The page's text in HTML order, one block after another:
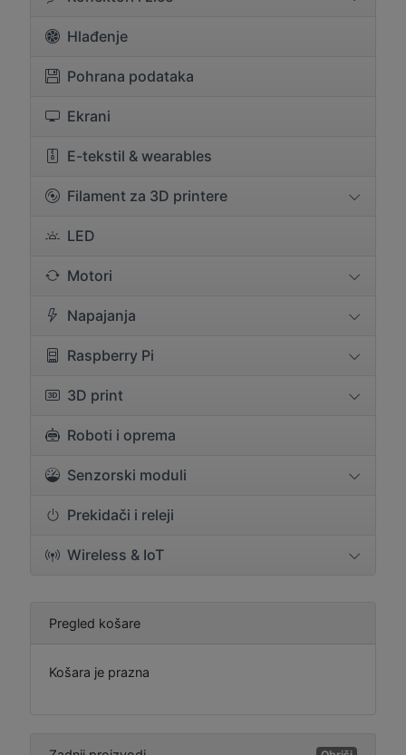
Hlađenje
Pohrana podataka
Ekrani
E-tekstil & wearables
Filament za 3D printere
LED
Motori
Napajanja
Raspberry Pi
3D print
Roboti i oprema
Senzorski moduli
Prekidači i releji
Wireless & IoT
Pregled košare
Košara je prazna